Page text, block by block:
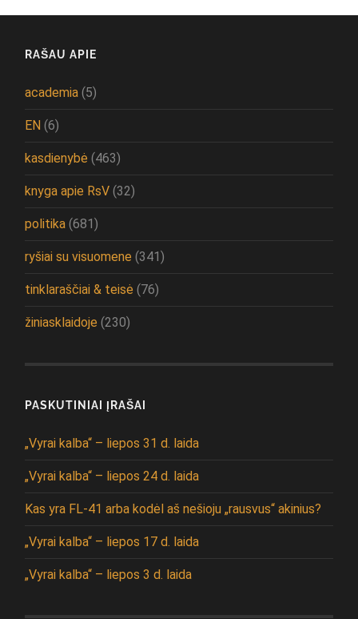
RAŠAU APIE
academia (5)
EN (6)
kasdienybė (463)
knyga apie RsV (32)
politika (681)
ryšiai su visuomene (341)
tinklaraščiai & teisė (76)
žiniasklaidoje (230)
PASKUTINIAI ĮRAŠAI
„Vyrai kalba“ – liepos 31 d. laida
„Vyrai kalba“ – liepos 24 d. laida
Kas yra FL-41 arba kodėl aš nešioju „rausvus“ akinius?
„Vyrai kalba“ – liepos 17 d. laida
„Vyrai kalba“ – liepos 3 d. laida